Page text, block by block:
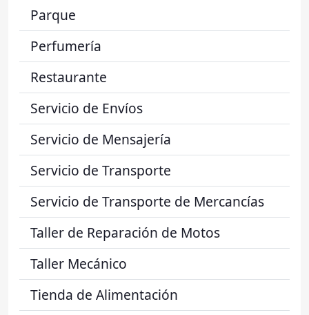
Parque
Perfumería
Restaurante
Servicio de Envíos
Servicio de Mensajería
Servicio de Transporte
Servicio de Transporte de Mercancías
Taller de Reparación de Motos
Taller Mecánico
Tienda de Alimentación